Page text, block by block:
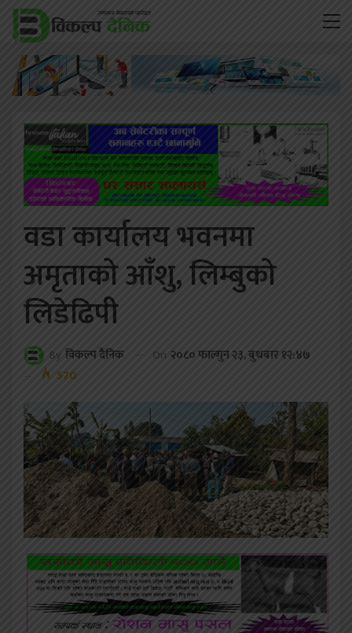
वडा कार्यालय भवनमा
अमृताको आँशु, लिम्बुको
लिडेढिपी
By विकल्प दैनिक On २०८० फाल्गुन २३, बुधबार १२:४७
570